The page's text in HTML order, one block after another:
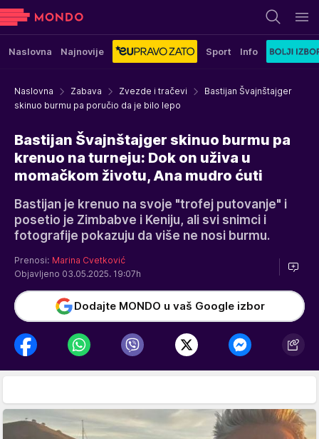
Naslovna Najnovije Sport Info
Naslovna Zabava Zvezde i tračevi
Bastijan Švajnštajger
skinuo burmu pa poručio da je bilo lepo
Bastijan Švajnštajger skinuo burmu pa
krenuo na turneju: Dok on uživa u
momačkom životu, Ana mudro ćuti
Bastijan je krenuo na svoje "trofej putovanje" i
posetio je Zimbabve i Keniju, ali svi snimci i
fotografije pokazuju da više ne nosi burmu.
Prenosi: Marina Cvetković
Objavljeno 03.05.2025. 19:07h
Dodajte MONDO u vaš Google izbor